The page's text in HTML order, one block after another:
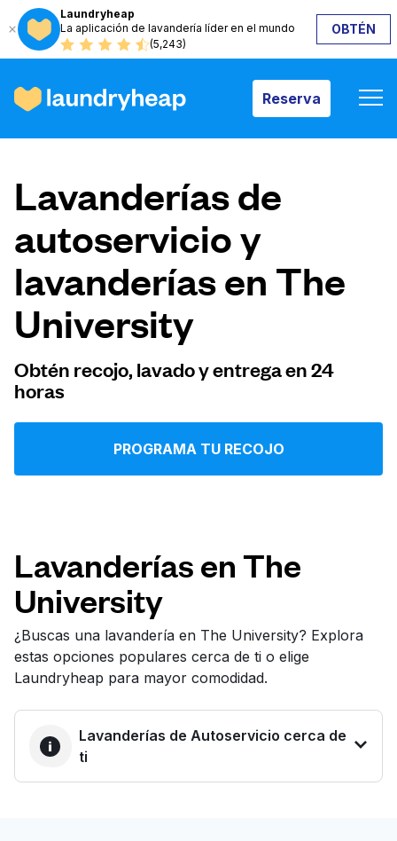
Laundryheap
La aplicación de lavandería líder en el mundo
(5,243)
OBTÉN
Reserva
Reserva
Cómo funciona
Precios y servicios
Quiénes somos
Para las empresas
Iniciar sesión
Síguenos en
Lavanderías de
autoservicio y
lavanderías en The
University
Obtén recojo, lavado y entrega en 24
horas
PROGRAMA TU RECOJO
Lavanderías en The
University
¿Buscas una lavandería en The University? Explora
estas opciones populares cerca de ti o elige
Laundryheap para mayor comodidad.
Lavanderías de Autoservicio cerca de
ti